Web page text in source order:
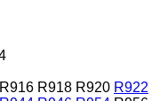
R916 R918 R920 R922